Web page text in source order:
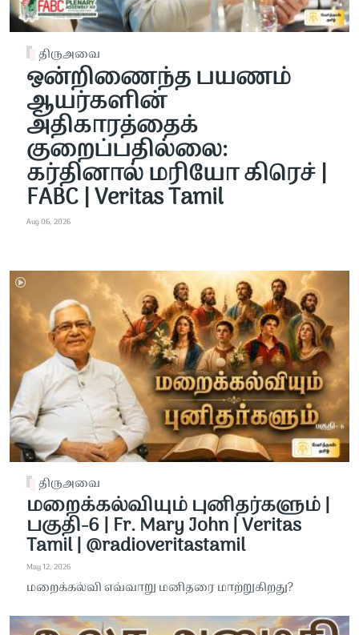
திருஅவை
ஒன்றிணைந்த பயணம்
ஆயர்களின்
அதிகாரத்தைக்
குறைப்பதில்லை:
கர்தினால் மரியோ கிரெச் |
FABC | Veritas Tamil
Aug 06, 2026
திருஅவை
மறைக்கல்வியும் புனிதர்களும் |
பகுதி-6 | Fr. Mary John | Veritas
Tamil | @radioveritastamil ​
May 12, 2026
மறைக்கல்வி எவ்வாறு மனிதரை மாற்றுகிறது?